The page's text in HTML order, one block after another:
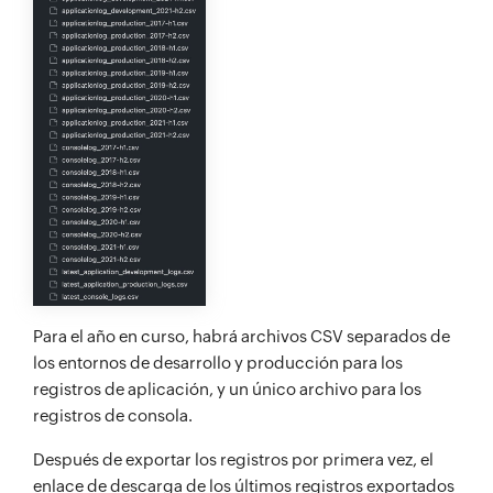
Para el año en curso, habrá archivos CSV separados de
los entornos de desarrollo y producción para los
registros de aplicación, y un único archivo para los
registros de consola.
Después de exportar los registros por primera vez, el
enlace de descarga de los últimos registros exportados